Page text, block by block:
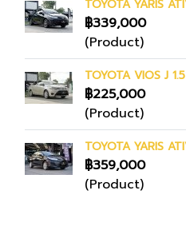
TOYOTA YARIS
฿339,000
(Product)
TOYOTA VIOS J
฿225,000
(Product)
TOYOTA YARIS
฿359,000
(Product)